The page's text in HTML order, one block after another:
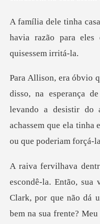
havia razão para eles
levando a desistir do
achasse
ue não dá
bem na sua frente?